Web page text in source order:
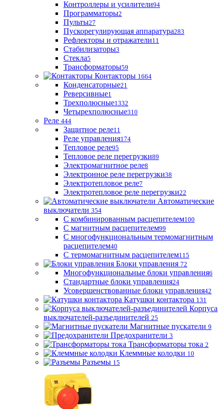
Контроллеры и усилители94
Программаторы2
Пульты27
Пускорегулирующая аппаратура283
Рефлекторы и отражатели11
Стабилизаторы3
Стекла5
Трансформаторы59
Контакторы 1664
Конденсаторные21
Реверсивные1
Трехполюсные1332
Четырехполюсные310
Реле 444
Защитное реле11
Реле управления174
Тепловое реле95
Тепловое реле перегрузки89
Электромагнитное реле8
Электронное реле перегрузки38
Электротепловое реле7
Электротепловое реле перегрузки22
Автоматические
выключатели 354
С комбинированным расцепителем100
С магнитным расцепителем99
С многофункциональным термомагнитным
расцепителем40
С термомагнитным расцепителем115
Блоки управления 72
Многофункциональные блоки управления6
Стандартные блоки управления24
Усовершенствованные блоки управления42
Катушки контактора 131
Корпуса
выключателей-разъединителей 25
Магнитные пускатели 9
Предохранители 3
Трансформаторы тока 2
Клеммные колодки 10
Разъемы 15